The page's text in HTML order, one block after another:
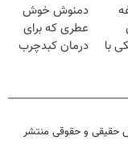
میلیون تومان!!!
با
دمنوش خوش
عطری که برای
درمان کبدچرب
حقیقی و حقوقی منتشر